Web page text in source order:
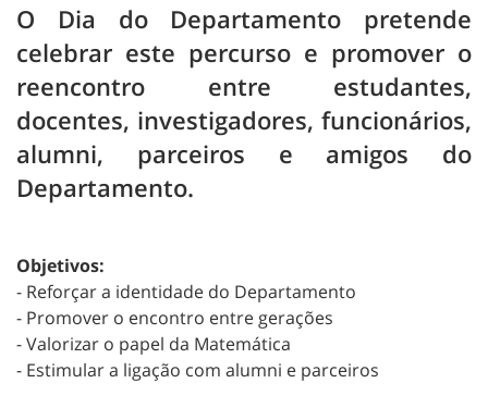
O Dia do Departamento pretende
celebrar este percurso e promover o
reencontro entre estudantes,
docentes, investigadores, funcionários,
alumni, parceiros e amigos do
Departamento.
Objetivos:
- Reforçar a identidade do Departamento
- Promover o encontro entre gerações
- Valorizar o papel da Matemática
- Estimular a ligação com alumni e parceiros